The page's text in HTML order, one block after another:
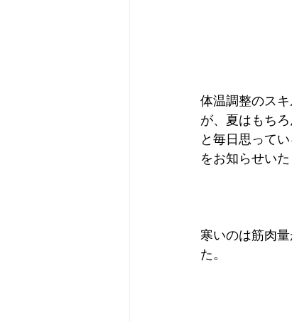
体温調整のス
が、夏はもち
と毎日思って
をお知らせいた
寒いのは筋肉
た。